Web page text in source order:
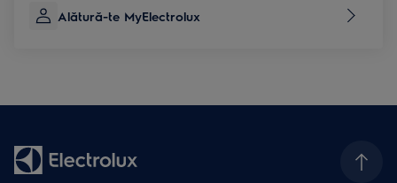
Alătură-te MyElectrolux